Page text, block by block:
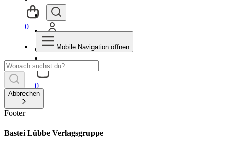
0
0
Mobile Navigation öffnen
Abbrechen
Footer
Bastei Lübbe Verlagsgruppe